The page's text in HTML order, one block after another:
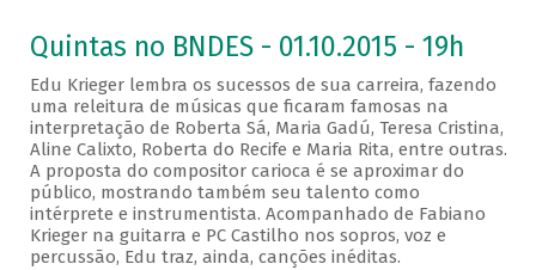
Quintas no BNDES - 01.10.2015 - 19h
Edu Krieger lembra os sucessos de sua carreira, fazendo
uma releitura de músicas que ficaram famosas na
interpretação de Roberta Sá, Maria Gadú, Teresa Cristina,
Aline Calixto, Roberta do Recife e Maria Rita, entre outras.
A proposta do compositor carioca é se aproximar do
público, mostrando também seu talento como
intérprete e instrumentista. Acompanhado de Fabiano
Krieger na guitarra e PC Castilho nos sopros, voz e
percussão, Edu traz, ainda, canções inéditas.